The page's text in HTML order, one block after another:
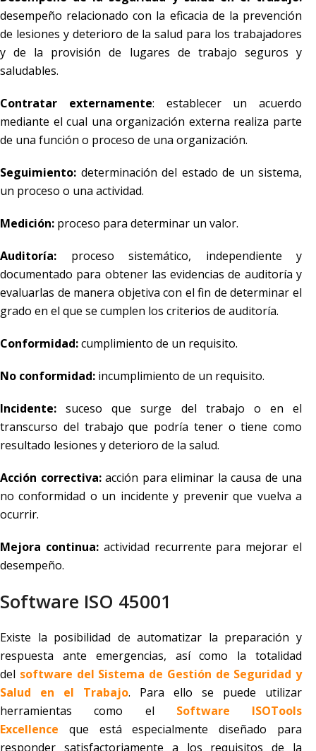
desempeño relacionado con la eficacia de la prevención
de lesiones y deterioro de la salud para los trabajadores
y de la provisión de lugares de trabajo seguros y
saludables.
Contratar externamente: establecer un acuerdo
mediante el cual una organización externa realiza parte
de una función o proceso de una organización.
Seguimiento: determinación del estado de un sistema,
un proceso o una actividad.
Medición: proceso para determinar un valor.
Auditoría: proceso sistemático, independiente y
documentado para obtener las evidencias de auditoría y
evaluarlas de manera objetiva con el fin de determinar el
grado en el que se cumplen los criterios de auditoría.
Conformidad:cumplimiento de un requisito.
No conformidad: incumplimiento de un requisito.
Incidente:suceso que surge del trabajo o en el
transcurso del trabajo que podría tener o tiene como
resultado lesiones y deterioro de la salud.
Acción correctiva: acción para eliminar la causa de una
no conformidad o un incidente y prevenir que vuelva a
ocurrir.
Mejora continua: actividad recurrente para mejorar el
desempeño.
Software ISO 45001
Existe la posibilidad de automatizar la preparación y
respuesta ante emergencias, así como la totalidad
del software del Sistema de Gestión de Seguridad y
Salud en el Trabajo. Para ello se puede utilizar
herramientas como el Software ISOTools
Excellence que está especialmente diseñado para
responder satisfactoriamente a los requisitos de la